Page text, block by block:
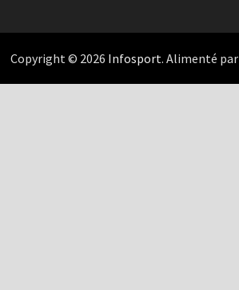
Copyright © 2026 Infosport. Alimenté par